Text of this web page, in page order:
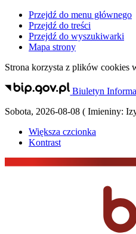
Przejdź do menu głównego
Przejdź do treści
Przejdź do wyszukiwarki
Mapa strony
Strona korzysta z plików cookies
Biuletyn
Sobota, 2026-08-08 ( Imieniny:
Większa czcionka
Kontrast